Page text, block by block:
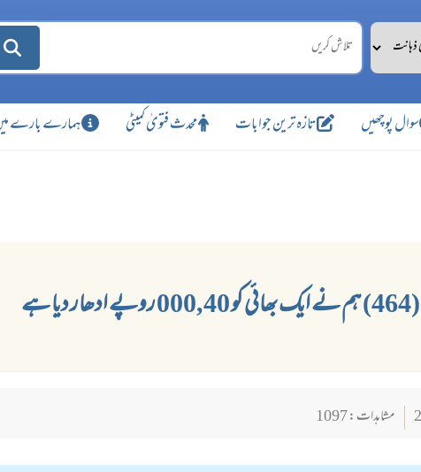
سوال پوچھیں تازہ ترین جوابات محدث فتویٰ کمیٹی ہمارے بارے
(464) ہم نے ایک بھائی کو 000,40 روپے ادھار دیا ہے
مشاہدات : 1097